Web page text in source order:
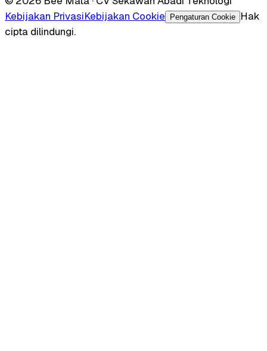
Kebijakan PrivasiKebijakan Cookie Pengaturan Cookie
Hak
cipta dilindungi.